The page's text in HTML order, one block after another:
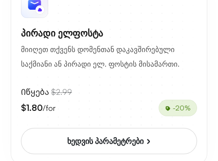
პირადი ელფოსტა
მიიღეთ თქვენს დომენთან დაკავშირებული
საქმიანი ან პირადი ელ. ფოსტის მისამართი.
Იწყება $2.99
$1.80/for -20%
ხედვის პარამეტრები